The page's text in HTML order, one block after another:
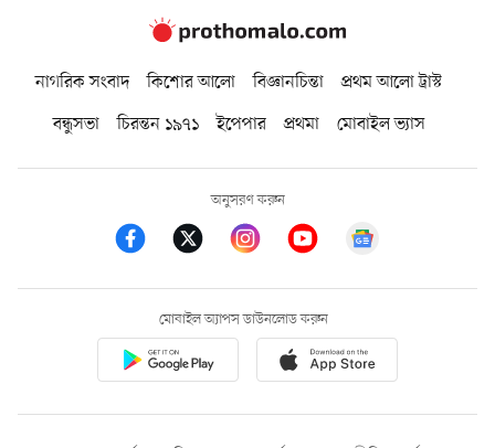
নাগরিক সংবাদ কিশোর আলো বিজ্ঞানচিন্তা
প্রথম আলো ট্রাস্ট
বন্ধুসভা
চিরন্তন ১৯৭১ ইপেপার প্রথমা মোবাইল ভ্যাস
অনুসরণ করুন
মোবাইল অ্যাপস ডাউনলোড করুন